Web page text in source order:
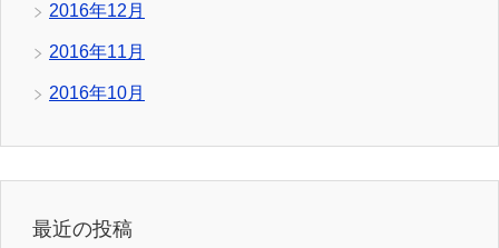
2016年12月
2016年11月
2016年10月
最近の投稿